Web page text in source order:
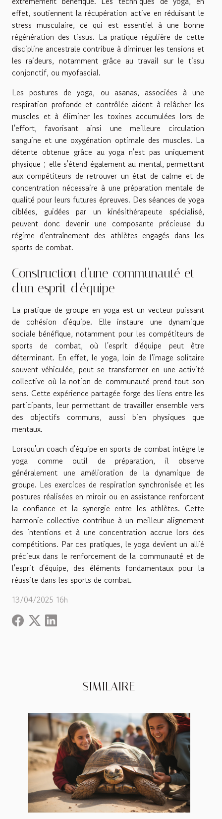
effet, soutiennent la récupération active en réduisant le
stress musculaire, ce qui est essentiel à une bonne
régénération des tissus. La pratique régulière de cette
discipline ancestrale contribue à diminuer les tensions et
les raideurs, notamment grâce au travail sur le tissu
conjonctif, ou myofascial.
Les postures de yoga, ou asanas, associées à une
respiration profonde et contrôlée aident à relâcher les
muscles et à éliminer les toxines accumulées lors de
l'effort, favorisant ainsi une meilleure circulation
sanguine et une oxygénation optimale des muscles. La
détente obtenue grâce au yoga n'est pas uniquement
physique ; elle s'étend également au mental, permettant
aux compétiteurs de retrouver un état de calme et de
concentration nécessaire à une préparation mentale de
qualité pour leurs futures épreuves. Des séances de yoga
ciblées, guidées par un kinésithérapeute spécialisé,
peuvent donc devenir une composante précieuse du
régime d'entraînement des athlètes engagés dans les
sports de combat.
Construction d'une communauté et
d'un esprit d'équipe
La pratique de groupe en yoga est un vecteur puissant
de cohésion d'équipe. Elle instaure une dynamique
sociale bénéfique, notamment pour les compétiteurs de
sports de combat, où l'esprit d'équipe peut être
déterminant. En effet, le yoga, loin de l'image solitaire
souvent véhiculée, peut se transformer en une activité
collective où la notion de communauté prend tout son
sens. Cette expérience partagée forge des liens entre les
participants, leur permettant de travailler ensemble vers
des objectifs communs, aussi bien physiques que
mentaux.
Lorsqu'un coach d'équipe en sports de combat intègre le
yoga comme outil de préparation, il observe
généralement une amélioration de la dynamique de
groupe. Les exercices de respiration synchronisée et les
postures réalisées en miroir ou en assistance renforcent
la confiance et la synergie entre les athlètes. Cette
harmonie collective contribue à un meilleur alignement
des intentions et à une concentration accrue lors des
compétitions. Par ces pratiques, le yoga devient un allié
précieux dans le renforcement de la communauté et de
l'esprit d'équipe, des éléments fondamentaux pour la
réussite dans les sports de combat.
13/04/2025 16h
SIMILAIRE